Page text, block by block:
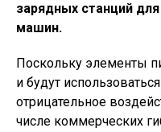
зарядных станций
машин.
Поскольку элементы
и будут
отрицательное
числе коммерческих